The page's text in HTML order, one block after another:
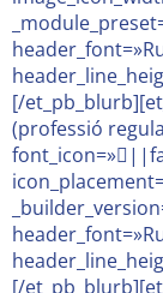
[/
(professió
[/